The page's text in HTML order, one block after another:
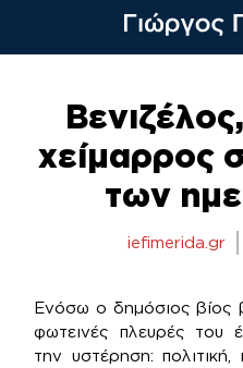
χείμαρρος
των
iefimerida.gr
Ενόσω ο δημόσιος βίος
φωτεινές πλευρές του
την υστέρηση: πολιτική,